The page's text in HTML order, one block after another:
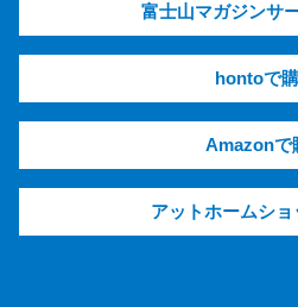
富士山マガジンサ
hontoで
Amazonで
アットホームショ